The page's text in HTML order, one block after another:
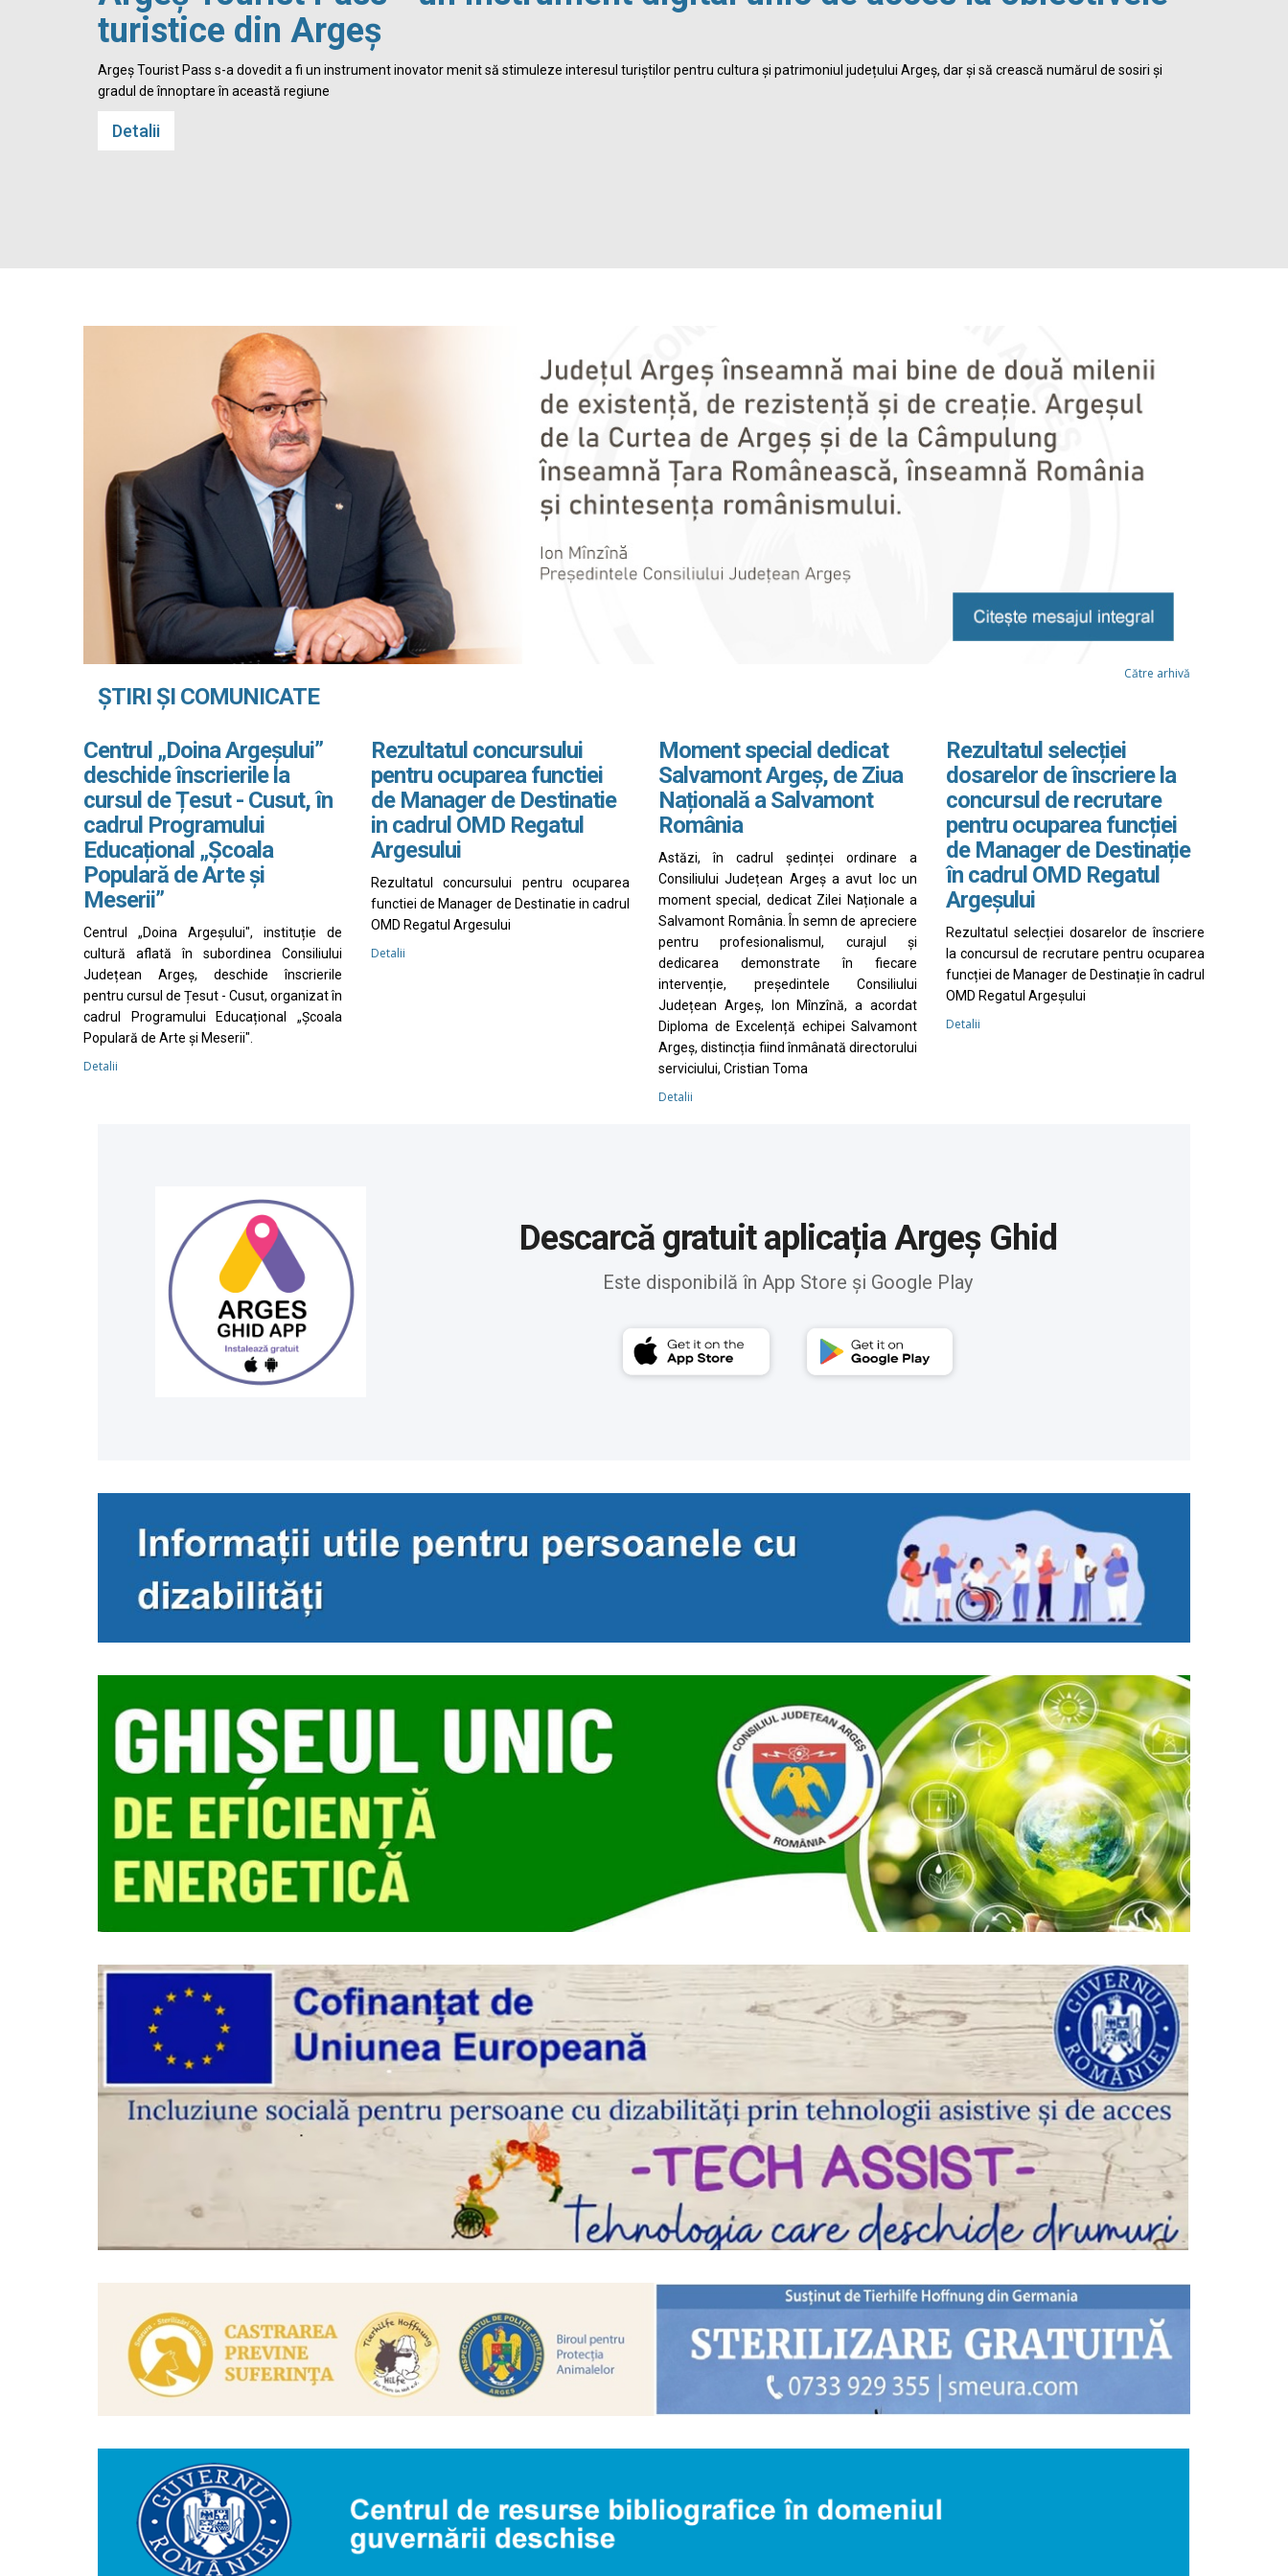
turistice din Argeș
Argeș Tourist Pass s-a dovedit a fi un instrument inovator menit să stimuleze interesul turiștilor pentru cultura și patrimoniul județului Argeș, dar și să crească numărul de sosiri și
gradul de înnoptare în această regiune
Detalii
ȘTIRI ȘI COMUNICATE
Către arhivă
Centrul „Doina Argeșului”
deschide înscrierile la
cursul de Țesut - Cusut, în
cadrul Programului
Educațional „Școala
Populară de Arte și
Meserii”
Centrul „Doina Argeșului", instituție de
cultură aflată în subordinea Consiliului
Județean Argeș, deschide înscrierile
pentru cursul de Țesut - Cusut, organizat în
cadrul Programului Educațional „Școala
Populară de Arte și Meserii".
Detalii
Rezultatul concursului
pentru ocuparea functiei
de Manager de Destinatie
in cadrul OMD Regatul
Argesului
Rezultatul concursului pentru ocuparea
functiei de Manager de Destinatie in cadrul
OMD Regatul Argesului
Detalii
Moment special dedicat
Salvamont Argeș, de Ziua
Națională a Salvamont
România
Astăzi, în cadrul ședinței ordinare a
Consiliului Județean Argeș a avut loc un
moment special, dedicat Zilei Naționale a
Salvamont România. În semn de apreciere
pentru profesionalismul, curajul și
dedicarea demonstrate în fiecare
intervenție, președintele Consiliului
Județean Argeș, Ion Mînzînă, a acordat
Diploma de Excelență echipei Salvamont
Argeș, distincția fiind înmânată directorului
serviciului, Cristian Toma
Detalii
Rezultatul selecției
dosarelor de înscriere la
concursul de recrutare
pentru ocuparea funcției
de Manager de Destinație
în cadrul OMD Regatul
Argeșului
Rezultatul selecției dosarelor de înscriere
la concursul de recrutare pentru ocuparea
funcției de Manager de Destinație în cadrul
OMD Regatul Argeșului
Detalii
Descarcă gratuit aplicația Argeș Ghid
Este disponibilă în App Store și Google Play